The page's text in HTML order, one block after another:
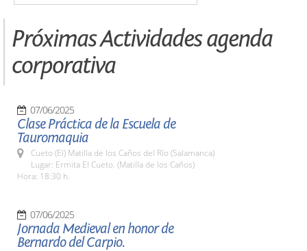
Próximas Actividades agenda
corporativa
07/06/2025
Clase Práctica de la Escuela de
Tauromaquia
Cueto (El) Matilla de los Caños del Río (Salamanca)
Lugar: Ermita El Cueto. (Matilla de los Caños)
Hora: 18:30 h.
07/06/2025
Jornada Medieval en honor de
Bernardo del Carpio.